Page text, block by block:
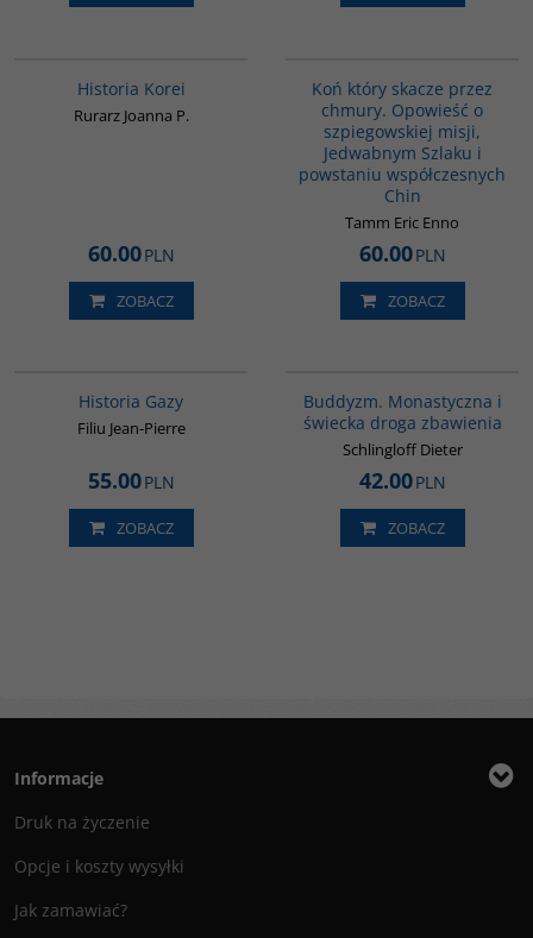
Historia Korei
Rurarz Joanna P.
60.00PLN
ZOBACZ
Koń który skacze przez
chmury. Opowieść o
szpiegowskiej misji,
Jedwabnym Szlaku i
powstaniu współczesnych
Chin
Tamm Eric Enno
60.00PLN
ZOBACZ
Historia Gazy
Filiu Jean-Pierre
55.00PLN
ZOBACZ
Buddyzm. Monastyczna i
świecka droga zbawienia
Schlingloff Dieter
42.00PLN
ZOBACZ
Informacje
Druk na życzenie
Opcje i koszty wysyłki
Jak zamawiać?